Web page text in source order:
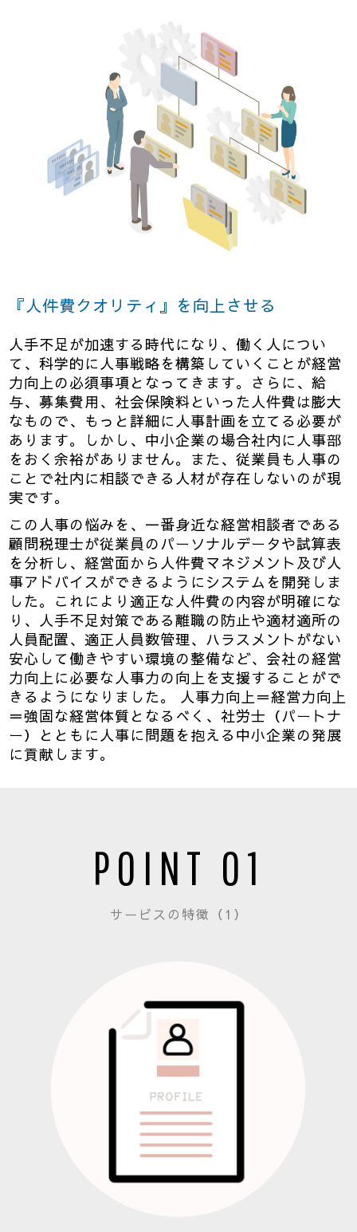
『人件費クオリティ』を向上させる
人手不足が加速する時代になり、働く人につい
て、科学的に人事戦略を構築していくことが経営
力向上の必須事項となってきます。さらに、給
与、募集費用、社会保険料といった人件費は膨大
なもので、もっと詳細に人事計画を立てる必要が
あります。しかし、中小企業の場合社内に人事部
をおく余裕がありません。また、従業員も人事の
ことで社内に相談できる人材が存在しないのが現
実です。
この人事の悩みを、一番身近な経営相談者である
顧問税理士が従業員のパーソナルデータや試算表
を分析し、経営面から人件費マネジメント及び人
事アドバイスができるようにシステムを開発しま
した。これにより適正な人件費の内容が明確にな
り、人手不足対策である離職の防止や適材適所の
人員配置、適正人員数管理、ハラスメントがない
安心して働きやすい環境の整備など、会社の経営
力向上に必要な人事力の向上を支援することがで
きるようになりました。 人事力向上＝経営力向上
＝強固な経営体質となるべく、社労士（パートナ
ー）とともに人事に問題を抱える中小企業の発展
に貢献します。
POINT 01
サービスの特徴（1）